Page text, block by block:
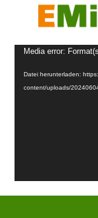
Video-
Media error:
Datei herunterladen:
content/uploads/